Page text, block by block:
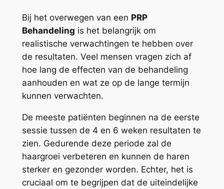
Bij het overwegen van een PRP
Behandeling is het belangrijk om
realistische verwachtingen te hebben over
de resultaten. Veel mensen vragen zich af
hoe lang de effecten van de behandeling
aanhouden en wat ze op de lange termijn
kunnen verwachten.
De meeste patiënten beginnen na de eerste
sessie tussen de 4 en 6 weken resultaten te
zien. Gedurende deze periode zal de
haargroei verbeteren en kunnen de haren
sterker en gezonder worden. Echter, het is
cruciaal om te begrijpen dat de uiteindelijke